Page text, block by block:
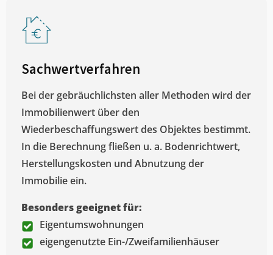
Sachwertverfahren
Bei der gebräuchlichsten aller Methoden wird der
Immobilienwert über den
Wiederbeschaffungswert des Objektes bestimmt.
In die Berechnung fließen u. a. Bodenrichtwert,
Herstellungskosten und Abnutzung der
Immobilie ein.
Besonders geeignet für:
Eigentumswohnungen
eigengenutzte Ein-/Zweifamilienhäuser